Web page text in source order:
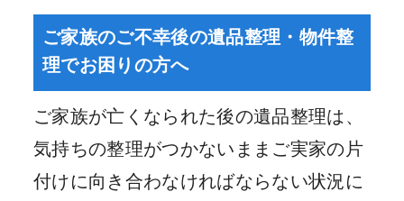
ご家族のご不幸後の遺品整理・物件整
理でお困りの方へ
ご家族が亡くなられた後の遺品整理は、
気持ちの整理がつかないままご実家の片
付けに向き合わなければならない状況に